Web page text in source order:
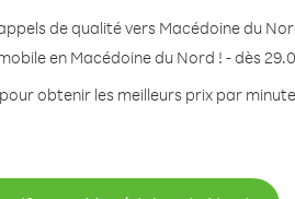
de qualité vers Macédoine du
en Macédoine du Nord ! - dès
obtenir les meilleurs prix par